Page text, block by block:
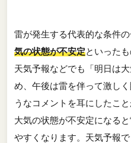
雷が発生する代表的な条件の
気の状態が不安定といったも
天気予報などでも「明日は
め、午後は雷を伴って激し
うなコメントを耳にしたこ
大気の状態が不安定になる
やすくなります。天気予報